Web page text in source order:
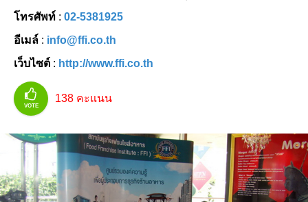
โทรศัพท์ : 02-5381925
อีเมล์ : info@ffi.co.th
เว็บไซต์ : http://www.ffi.co.th
VOTE
138 คะแนน